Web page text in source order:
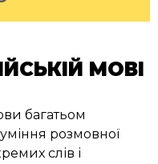
МОВІ
багатьом
розмовної
слів і